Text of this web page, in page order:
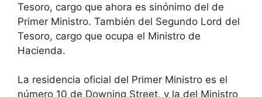
Tesoro, cargo que ahora es sinónimo del de
Primer Ministro. También del Segundo Lord del
Tesoro, cargo que ocupa el Ministro de
Hacienda.
La residencia oficial del Primer Ministro es el
número 10 de Downing Street, y la del Ministro